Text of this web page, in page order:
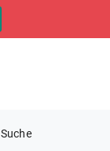
Suche